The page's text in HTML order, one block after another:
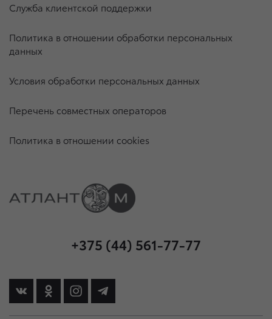
Служба клиентской поддержки
Политика в отношении обработки персональных
данных
Условия обработки персональных данных
Перечень совместных операторов
Политика в отношении cookies
+375 (44) 561-77-77